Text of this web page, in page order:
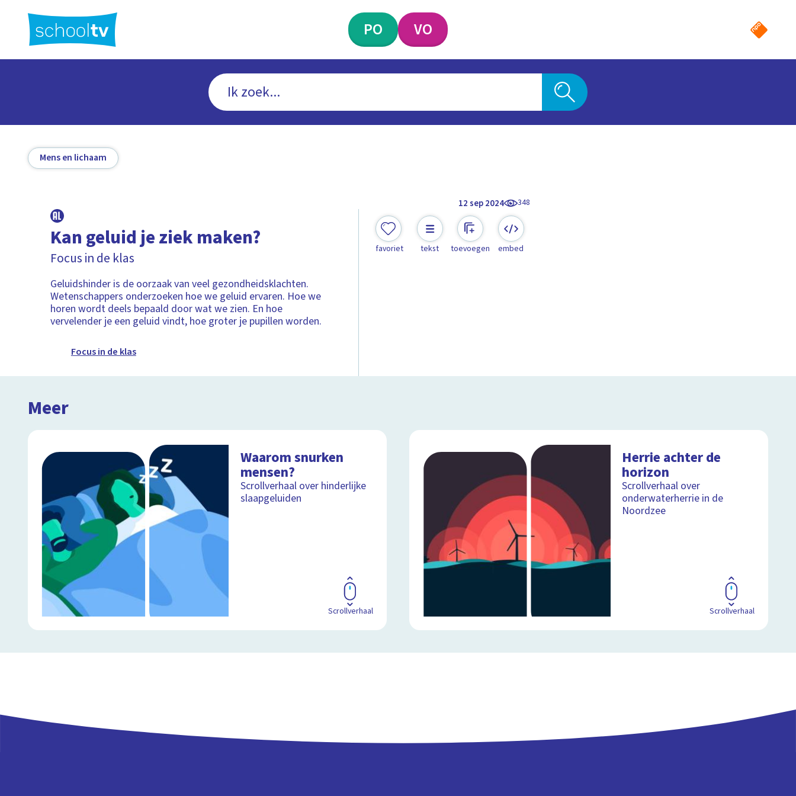
hoofdinhoud
PO VO
Mens en lichaam
12 sep 2024 348
Kan geluid je ziek maken?
Focus in de klas
Geluidshinder is de oorzaak van veel gezondheidsklachten.
Wetenschappers onderzoeken hoe we geluid ervaren. Hoe we
horen wordt deels bepaald door wat we zien. En hoe
vervelender je een geluid vindt, hoe groter je pupillen worden.
Focus in de klas
favoriet tekst toevoegen embed
Meer
Waarom snurken
mensen?
Scrollverhaal over hinderlijke
slaapgeluiden
Scrollverhaal
Herrie achter de
horizon
Scrollverhaal over
onderwaterherrie in de
Noordzee
Scrollverhaal